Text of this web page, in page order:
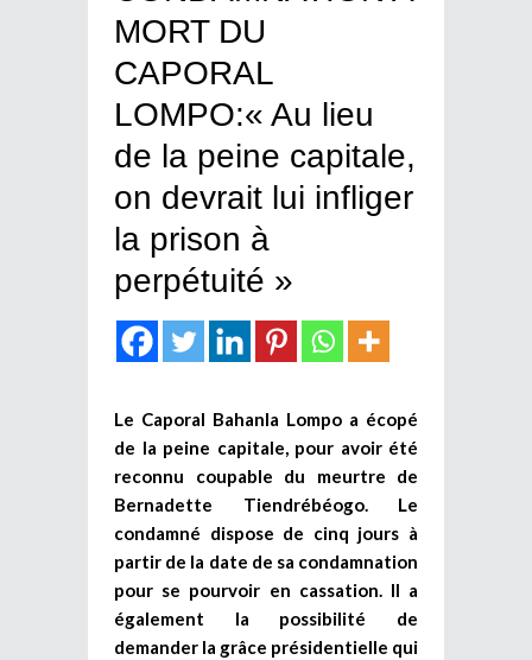
MORT DU
CAPORAL
LOMPO:« Au lieu
de la peine capitale,
on devrait lui infliger
la prison à
perpétuité »
Le Caporal Bahanla Lompo a écopé
de la peine capitale, pour avoir été
reconnu coupable du meurtre de
Bernadette Tiendrébéogo. Le
condamné dispose de cinq jours à
partir de la date de sa condamnation
pour se pourvoir en cassation. Il a
également la possibilité de
demander la grâce présidentielle qui